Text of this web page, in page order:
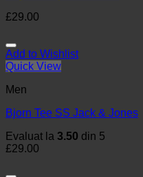
£29.00
Add to Wishlist
Quick View
Men
Bjorn Tee SS Jack & Jones
Evaluat la 3.50 din 5
£29.00